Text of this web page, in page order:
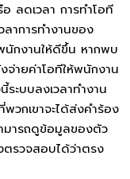
ลดเวลา การทำโอที
าการทำงานของ
นักงานให้ดีขึ้น หากพบ
ายค่าโอทีให้พนักงาน
ระบบลงเวลาทำงาน
วกเขาจะได้ส่งคำร้อง
มารถดูข้อมูลของตัว
ตรวจสอบได้ว่าตรง